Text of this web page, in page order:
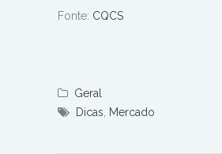
Fonte: CQCS
Geral
Dicas
Mercado